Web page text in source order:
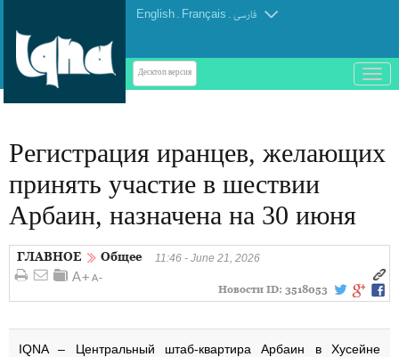
English . Français . فارسی
Десктоп-версия
باز
و
منو
Регистрация иранцев, желающих
принять участие в шествии
Арбаин, назначена на 30 июня
ГЛАВНОЕ Общее 11:46 - June 21, 2026
Новости ID: 3518053
IQNA – Центральный штаб-квартира Арбаин в Хусейне